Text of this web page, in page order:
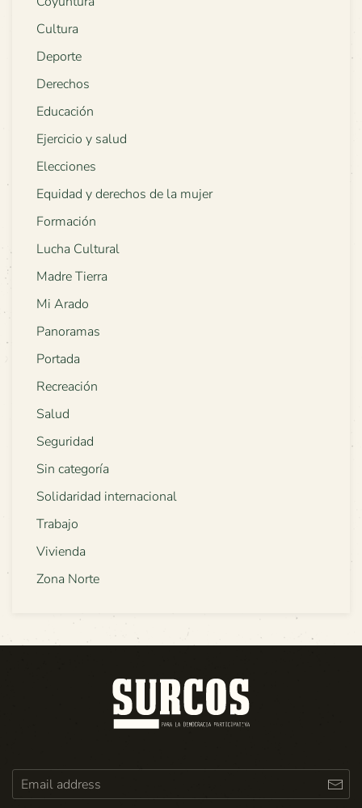
Cultura
Deporte
Derechos
Educación
Ejercicio y salud
Elecciones
Equidad y derechos de la mujer
Formación
Lucha Cultural
Madre Tierra
Mi Arado
Panoramas
Portada
Recreación
Salud
Seguridad
Sin categoría
Solidaridad internacional
Trabajo
Vivienda
Zona Norte